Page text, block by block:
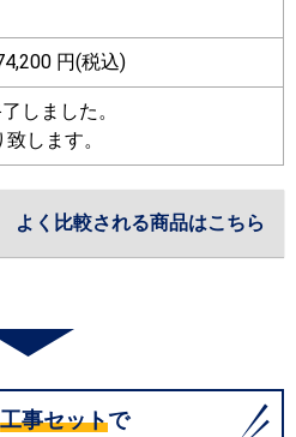
円(税込)
しました。
します。
よく比較される商品はこちら
工事セットで